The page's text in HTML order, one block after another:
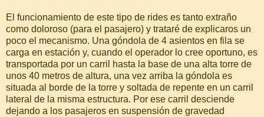
El funcionamiento de este tipo de rides es tanto extraño
como doloroso (para el pasajero) y trataré de explicaros un
poco el mecanismo. Una góndola de 4 asientos en fila se
carga en estación y, cuando el operador lo cree oportuno, es
transportada por un carril hasta la base de una alta torre de
unos 40 metros de altura, una vez arriba la góndola es
situada al borde de la torre y soltada de repente en un carril
lateral de la misma estructura. Por ese carril desciende
dejando a los pasajeros en suspensión de gravedad